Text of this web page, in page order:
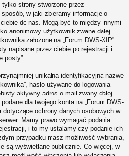
strony stworzone przez
w jaki zbieramy informacje o
do nas. Mogą być to między innymi
anonimowy użytkownik zwane dalej
założone na „Forum DWS-XIP”
napisane przez ciebie po rejestracji i
posty”.
unikalną identyfikacyjną nazwę
hasło używane do logowania
aktywny adres e-mail zwany dalej
podane dla twojego konta na „Forum DWS-
dotyczące ochrony danych osobowych w
Mamy prawo wymagać podania
i to my ustalamy czy podanie ich
przypadku masz możliwość wybrania,
są wyświetlane publicznie. Co więcej, w